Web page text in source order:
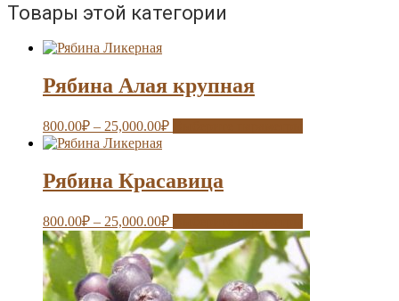
Товары этой категории
Рябина Алая крупная
800.00₽ – 25,000.00₽
Рябина Красавица
800.00₽ – 25,000.00₽